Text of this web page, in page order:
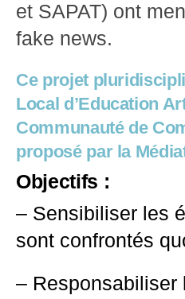
et SAPAT) ont
fake news.
Ce projet
Local d’Education
Communauté de
proposé par la
Objectifs :
– Sensibiliser les
sont confrontés
– Responsabiliser